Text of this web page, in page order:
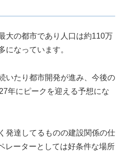
大の都市であり人口は約110万
になっています。
いたり都市開発が進み、今後の
年にピークを迎える予想にな
発達してるものの建設関係の仕
レーターとしては好条件な場所